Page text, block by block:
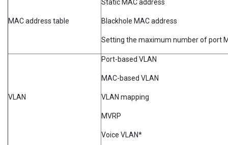
MAC address table
Static MAC address
Blackhole MAC address
Setting the maximum number of port
VLAN
Port-based VLAN
MAC-based VLAN
VLAN mapping
MVRP
Voice VLAN*